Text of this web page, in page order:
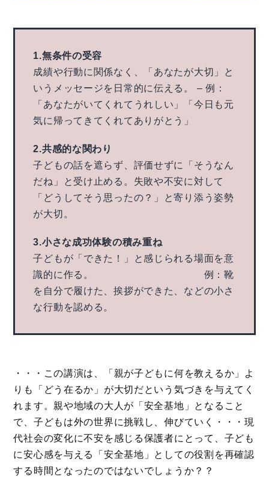
1.無条件の受容
成績や行動に関係なく、「あなたが大切」と
いうメッセージを日常的に伝える。 – 例：
「あなたがいてくれてうれしい」「今日も元
気に帰ってきてくれてありがとう」
2.共感的な関わり
子どもの話を遮らず、評価せずに「そうなん
だね」と受け止める。失敗や不安に対して
「どうしてそう思ったの？」と寄り添う姿勢
が大切。
3.小さな成功体験の積み重ね
子どもが「できた！」と感じられる場面を意
識的に作る。 例：靴
を自分で履けた、挨拶ができた、などの小さ
な行動を認める。
・・・この講演は、「親が子どもに何を教えるか」よ
りも「どう在るか」が大切だという気づきを与えてく
れます。親や地域の大人が「安全基地」となること
で、子どもは外の世界に挑戦し、伸びていく・・・現
代社会の変化に不安を感じる保護者にとって、子ども
に安心感を与える「安全基地」としての役割を再確認
する時間となったのではないでしょうか？？